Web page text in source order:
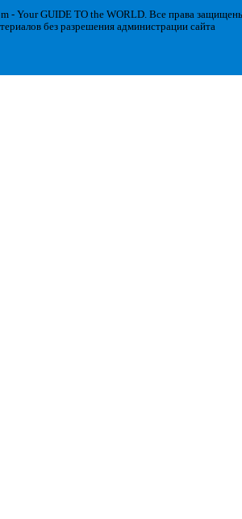
- Your GUIDE TO the WORLD. Все права
без разрешения администрации сайта